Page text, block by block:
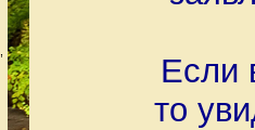
Если
то